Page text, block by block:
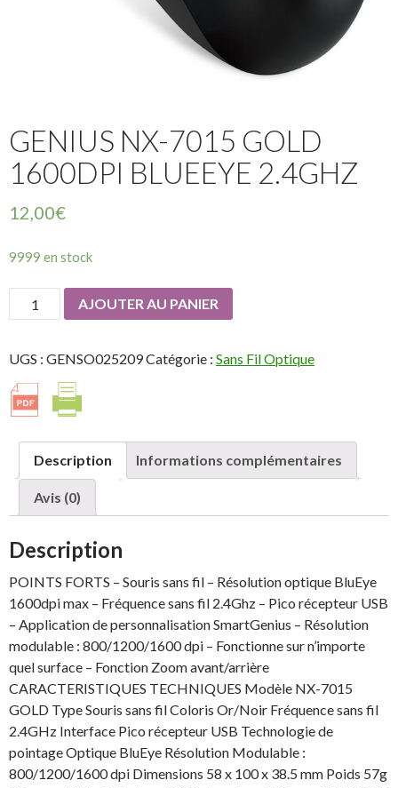
GENIUS NX-7015 GOLD
1600DPI BLUEEYE 2.4GHZ
12,00€
9999 en stock
quantité
de
NX-
7015
Gold
BlueEye
2.4GHz
AJOUTER AU PANIER
UGS : GENSO025209Catégorie : Sans Fil Optique
Description Informations complémentaires
Avis (0)
Description
POINTS FORTS – Souris sans fil – Résolution optique BluEye
1600dpi max – Fréquence sans fil 2.4Ghz – Pico récepteur USB
– Application de personnalisation SmartGenius – Résolution
modulable : 800/1200/1600 dpi – Fonctionne sur n’importe
quel surface – Fonction Zoom avant/arrière
CARACTERISTIQUES TECHNIQUES Modèle NX-7015
GOLD Type Souris sans fil Coloris Or/Noir Fréquence sans fil
2.4GHz Interface Pico récepteur USB Technologie de
pointage Optique BluEye Résolution Modulable :
800/1200/1600 dpi Dimensions 58 x 100 x 38.5 mm Poids 57g